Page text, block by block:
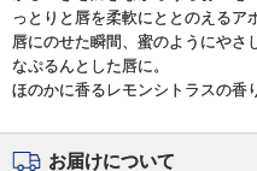
っとりと唇を柔軟にととのえるア
唇にのせた瞬間、蜜のようにやさ
なぷるんとした唇に。
ほのかに香るレモンシトラスの香
お届けについて